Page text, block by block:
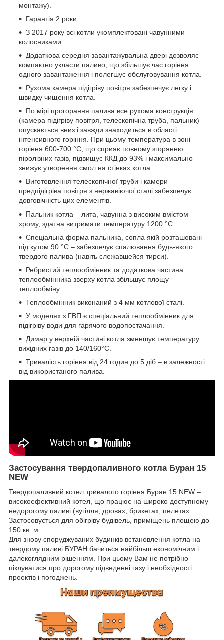
монтажу).
Гарантія 2 роки
З 2017 року всі котли укомплектовані чавунними
колосниками.
Додаткова середня завантажувальна двері дозволяє
компактно укласти паливо, що збільшує час горіння
одного завантаження і полегшує обслуговування котла.
Рухома камера підігріву повітря забезпечує легку і
швидку чищення котла.
По мірі прогорання палива все рухома конструкція
(камера підігріву повітря, телескопічна труба, пальник)
опускається вниз і завжди знаходиться в області
інтенсивного горіння. При цьому температура в зоні
горіння 600-700 °С, що сприяє повному згорянню
піролізних газів, підвищує ККД до 93% і максимально
знижує утворення смол на стінках котла.
Виготовлення телескопічної труби і камери
предпідігріва повітря з нержавіючої сталі забезпечує
довговічність цих елементів.
Пальник котла – лита, чавунна з високим вмістом
хрому, здатна витримати температуру 1200 °С.
Спеціальна форма пальника, сопла якій розташовані
під кутом 90 °С – забезпечує спалювання будь-якого
твердого палива (навіть слежавшейся тирси).
Ребристий теплообмінник та додаткова частина
теплообмінника зверху котла збільшує площу
теплообміну.
Теплообмінник виконаний з 4 мм котлової сталі.
У моделях з ГВП є спеціальний теплообмінник для
підігріву води для гарячого водопостачання.
Димар у верхній частині котла зменшує температуру
вихідних газів до 140/160°С.
Тривалість горіння від 24 годин до 5 діб – в залежності
від використаного палива.
Застосування твердопаливного котла Буран 15
NEW
Твердопаливний котел тривалого горіння Буран 15 NEW –
високоефективний котел, що працює на широко доступному
недорогому паливі (вугілля, дровах, брикетах, пелетах.
Застосовується для обігріву будівель, приміщень площею до
150 кв. м.
Для знову споруджуваних будинків встановлення котла на
твердому паливі БУРАН бачиться найбільш економічним і
далекоглядним рішенням. При цьому Вам не потрібно
піклуватися про дорогому підведенні газу і необхідності
проектів і погоджень.